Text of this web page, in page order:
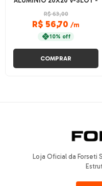
R$ 63,00
R$ 56,70/m
10% off
COMPRAR
Loja Oficial da Forseti